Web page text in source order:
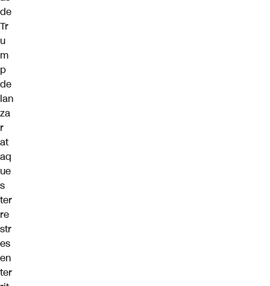
de
Tr
u
m
p
de
lan
za
r
at
aq
ue
s
ter
re
str
es
en
ter